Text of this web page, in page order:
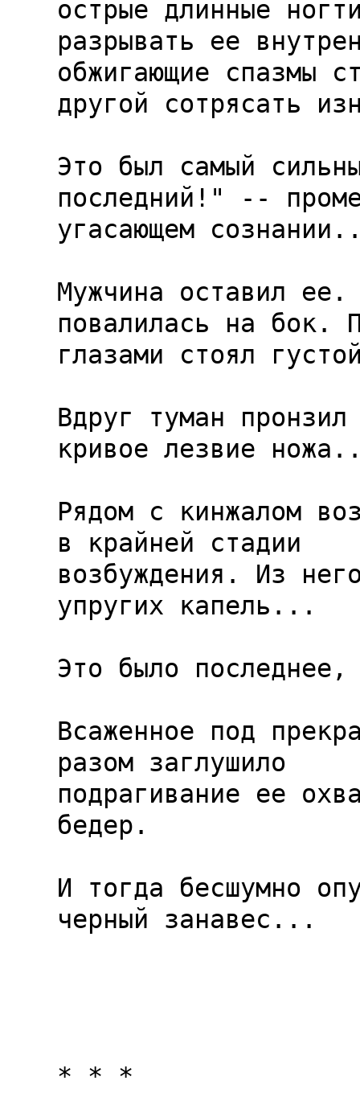
острые длинные
разрывать ее
обжигающие спазмы
другой сотрясать
Это был самый
последний!" --
угасающем
Мужчина оставил
повалилась на бок.
глазами стоял
Вдруг туман
кривое лезвие
Рядом с кинжалом
в крайней стадии
возбуждения. Из
упругих капель...
Это было
Всаженное под
разом заглушило
подрагивание ее
бедер.
И тогда бесшумно
черный занавес...
* * *